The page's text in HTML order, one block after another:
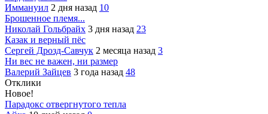
Иммануил 2 дня назад 10
Брошенное племя...
Николай Гольбрайх 3 дня назад 23
Казак и верный пёс
Сергей Дрозд-Савчук 2 месяца назад 3
Ни вес не важен, ни размер
Валерий Зайцев 3 года назад 48
Отклики
Новое!
Парадокс отвергнутого тепла